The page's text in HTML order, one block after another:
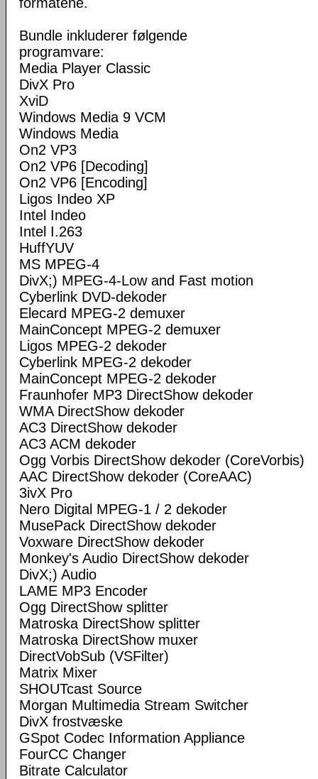
Bundle inkluderer følgende
programvare:
Media Player Classic
DivX Pro
XviD
Windows Media 9 VCM
Windows Media
On2 VP3
On2 VP6 [Decoding]
On2 VP6 [Encoding]
Ligos Indeo XP
Intel Indeo
Intel I.263
HuffYUV
MS MPEG-4
DivX;) MPEG-4-Low and Fast motion
Cyberlink DVD-dekoder
Elecard MPEG-2 demuxer
MainConcept MPEG-2 demuxer
Ligos MPEG-2 dekoder
Cyberlink MPEG-2 dekoder
MainConcept MPEG-2 dekoder
Fraunhofer MP3 DirectShow dekoder
WMA DirectShow dekoder
AC3 DirectShow dekoder
AC3 ACM dekoder
Ogg Vorbis DirectShow dekoder (CoreVorbis)
AAC DirectShow dekoder (CoreAAC)
3ivX Pro
Nero Digital MPEG-1 / 2 dekoder
MusePack DirectShow dekoder
Voxware DirectShow dekoder
Monkey's Audio DirectShow dekoder
DivX;) Audio
LAME MP3 Encoder
Ogg DirectShow splitter
Matroska DirectShow splitter
Matroska DirectShow muxer
DirectVobSub (VSFilter)
Matrix Mixer
SHOUTcast Source
Morgan Multimedia Stream Switcher
DivX frostvæske
GSpot Codec Information Appliance
FourCC Changer
Bitrate Calculator